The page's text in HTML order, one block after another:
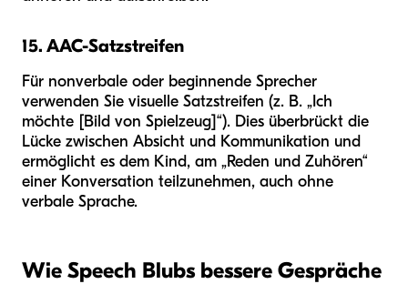
15. AAC-Satzstreifen
Für nonverbale oder beginnende Sprecher
verwenden Sie visuelle Satzstreifen (z. B. „Ich
möchte [Bild von Spielzeug]“). Dies überbrückt die
Lücke zwischen Absicht und Kommunikation und
ermöglicht es dem Kind, am „Reden und Zuhören“
einer Konversation teilzunehmen, auch ohne
verbale Sprache.
Wie Speech Blubs bessere Gespräche